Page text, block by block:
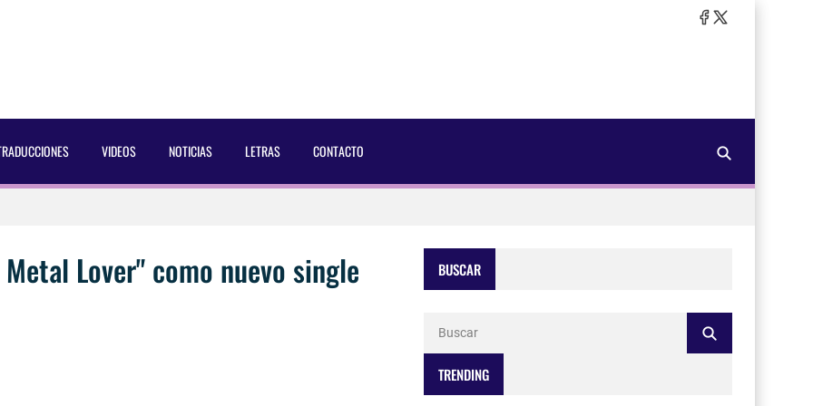
VIDEOS NOTICIAS LETRAS CONTACTO
Magazine [2025]
[2025]
Soria a Mister R&B España 2026
Lover" como nuevo single
BUSCAR
TRENDING